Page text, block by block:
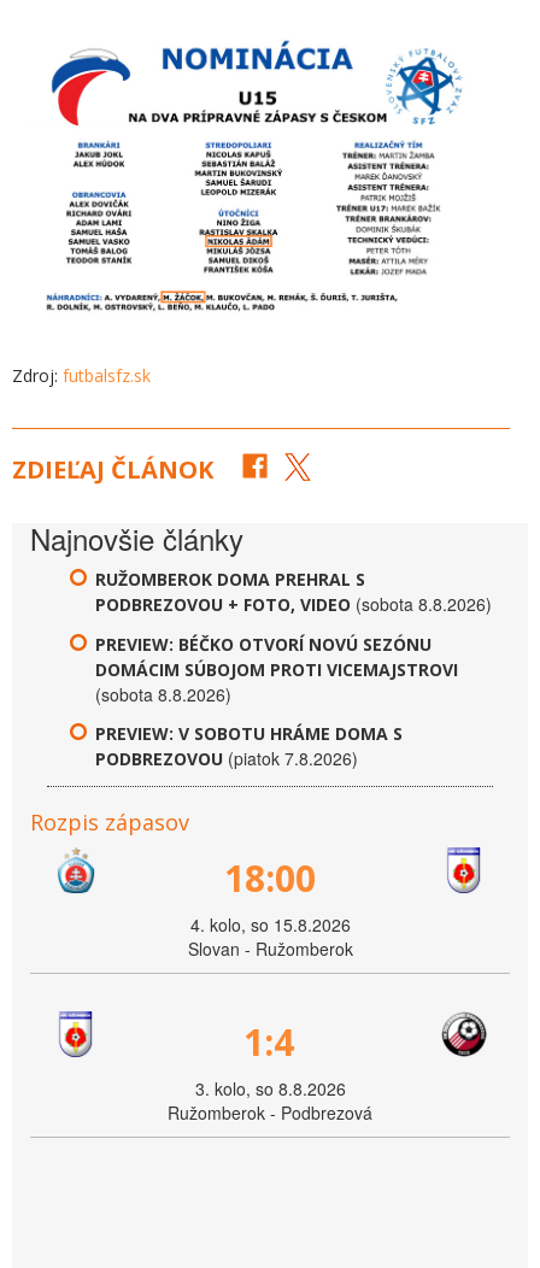
Zdroj: futbalsfz.sk
ZDIEĽAJ ČLÁNOK
Najnovšie články
RUŽOMBEROK DOMA PREHRAL S
PODBREZOVOU + FOTO, VIDEO (sobota 8.8.2026)
PREVIEW: BÉČKO OTVORÍ NOVÚ SEZÓNU
DOMÁCIM SÚBOJOM PROTI VICEMAJSTROVI
(sobota 8.8.2026)
PREVIEW: V SOBOTU HRÁME DOMA S
PODBREZOVOU (piatok 7.8.2026)
Rozpis zápasov
18:00
4. kolo, so 15.8.2026
Slovan - Ružomberok
1:4
3. kolo, so 8.8.2026
Ružomberok - Podbrezová